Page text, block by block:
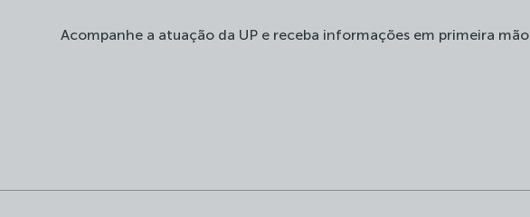
Acompanhe a atuação da UP e receba informações em primeira mão